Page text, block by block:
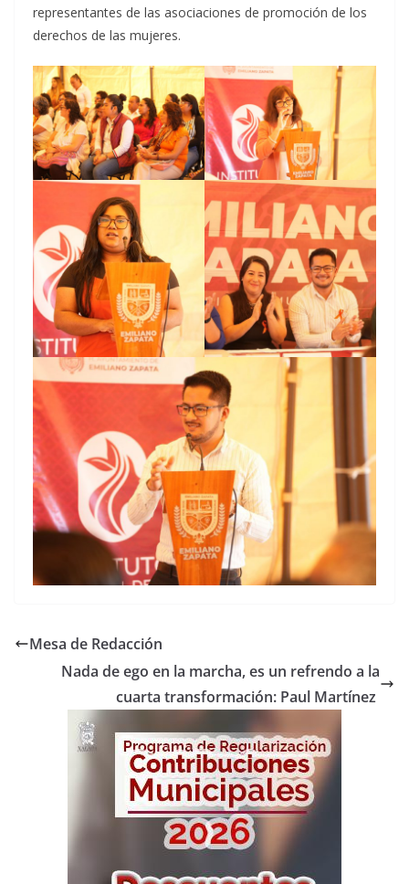
representantes de las asociaciones de promoción de los
derechos de las mujeres.
Mesa de Redacción
Nada de ego en la marcha, es un refrendo a la
cuarta transformación: Paul Martínez